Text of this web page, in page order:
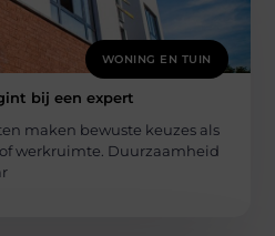
WONING EN TUIN
bij een expert
maken bewuste keuzes als
werkruimte. Duurzaamheid